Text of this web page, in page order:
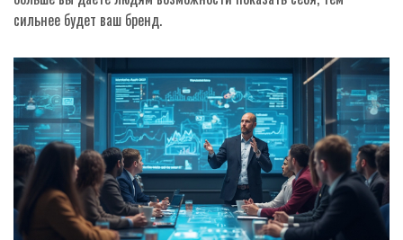
сильнее будет ваш бренд.